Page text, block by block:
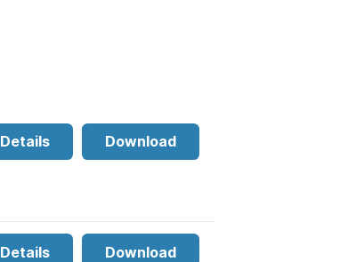
Download
Details
Download
Details